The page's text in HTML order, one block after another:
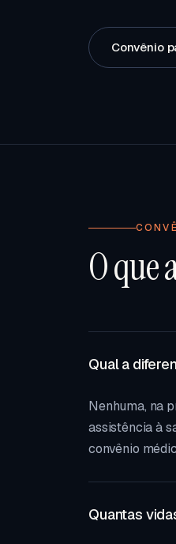
Convênio
O que
Qual a
Nenhuma, na
assistência à
convênio
Quantas